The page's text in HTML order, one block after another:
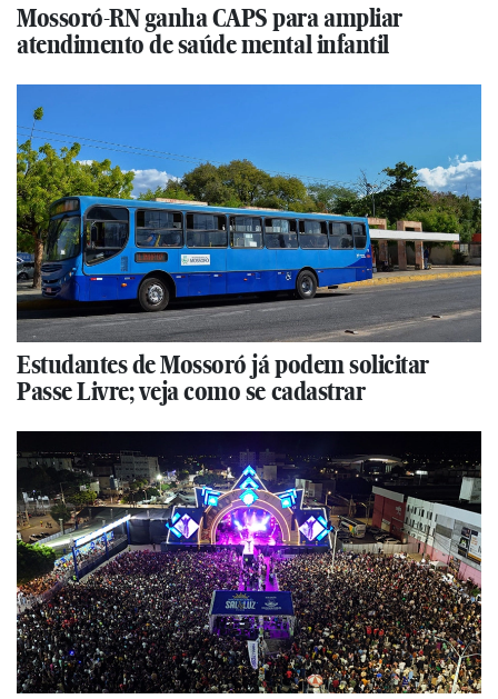
Mossoró-RN ganha CAPS para ampliar
atendimento de saúde mental infantil
Estudantes de Mossoró já podem solicitar
Passe Livre; veja como se cadastrar